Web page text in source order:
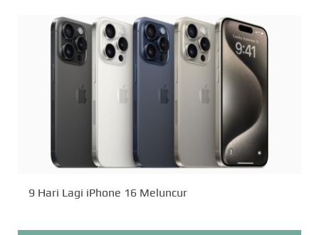
9 Hari Lagi iPhone 16 Meluncur